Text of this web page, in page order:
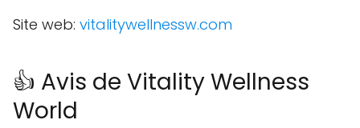
Site web: vitalitywellnessw.com
👍 Avis de Vitality Wellness
World